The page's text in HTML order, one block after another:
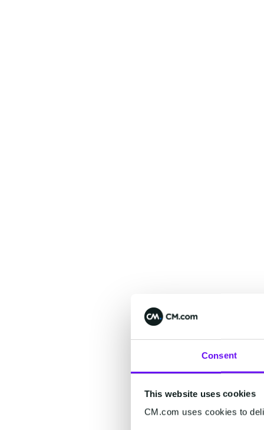
Consent
This website uses cookies
CM.com uses cookies to